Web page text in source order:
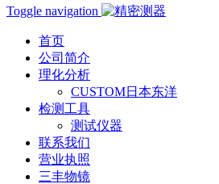
Toggle navigation
首页
公司简介
理化分析
CUSTOM日本东洋
检测工具
测试仪器
联系我们
营业执照
三丰物镜